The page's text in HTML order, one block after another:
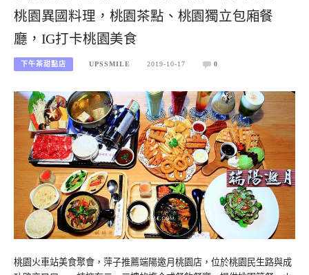
桃園異國料理，桃園茶點、桃園獨立包廂餐
廳，IG打卡桃園美食
下午茶甜點店 UPSSMILE 2019-10-17 0
桃園火車站美食聚會，萍子推薦端陽邀月桃園店，位於桃園民生路與成